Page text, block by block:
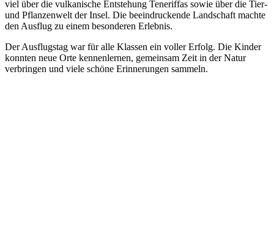
viel über die vulkanische Entstehung Teneriffas sowie über die Tier-
und Pflanzenwelt der Insel. Die beeindruckende Landschaft machte
den Ausflug zu einem besonderen Erlebnis.
Der Ausflugstag war für alle Klassen ein voller Erfolg. Die Kinder
konnten neue Orte kennenlernen, gemeinsam Zeit in der Natur
verbringen und viele schöne Erinnerungen sammeln.